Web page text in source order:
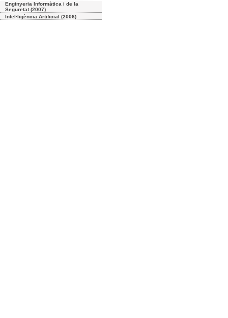
Enginyeria Informàtica i de la
Seguretat (2007)
Intel·ligència Artificial (2006)